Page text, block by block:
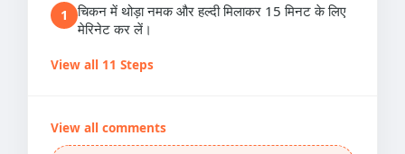
1
चिकन में थोड़ा नमक और हल्दी मिलाकर 15 मिनट के लिए
मेरिनेट कर लें।
View all 11 Steps
View all comments